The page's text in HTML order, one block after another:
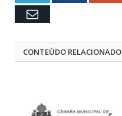
Email
CONTEÚDO RELACIONADO